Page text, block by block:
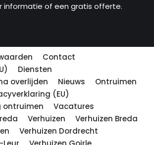
informatie of een gratis offerte.
Contact
Diensten
overlijden
Nieuws
Ontruimen
(EU)
ontruimen
Vacatures
Verhuizen
Verhuizen Breda
Verhuizen Dordrecht